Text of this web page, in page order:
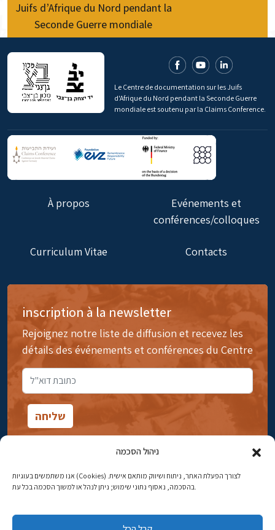
ניהול הסכמה
אנו משתמשים בעוגיות (Cookies) לצורך הפעלת האתר, ניתוח ושיווק מותאם אישית.
בהסכמה, נאסוף נתוני שימוש; ניתן לנהל או למשוך הסכמה בכל עת.
Juifs d’Afrique du Nord pendant la
Seconde Guerre mondiale
Le Centre de documentation sur les Juifs
d'Afrique du Nord pendant la Seconde Guerre
mondiale est soutenu par la Claims Conference.
À propos
Evénements et
conférences/colloques
Curriculum Vitae Contacts
inscription à la newsletter
Rejoignez notre liste de diffusion et recevez les
détails des événements et conférences du Centre
14rue Ibn Gavirol, Rehavia, Jérusalem